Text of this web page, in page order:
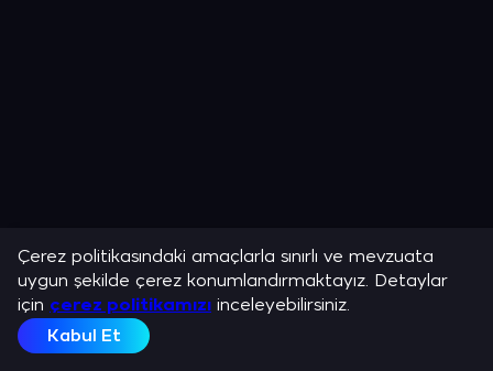
Çerez politikasındaki amaçlarla sınırlı ve mevzuata
uygun şekilde çerez konumlandırmaktayız. Detaylar
için çerez politikamızı inceleyebilirsiniz.
Kabul Et